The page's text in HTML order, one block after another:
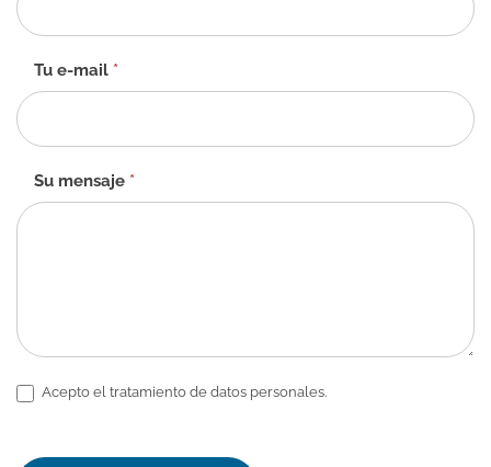
contacto
-
Tu e-mail *
Su mensaje *
Acepto el tratamiento de datos personales.